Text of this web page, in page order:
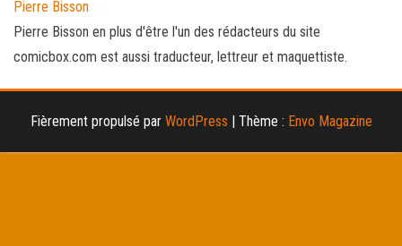
Pierre Bisson
Pierre Bisson en plus d'être l'un des rédacteurs du site
comicbox.com est aussi traducteur, lettreur et maquettiste.
Fièrement propulsé par WordPress Thème : Envo Magazine